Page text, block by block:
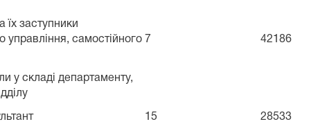
їх заступники
управління, самостійного 7 42186
у складі департаменту,
15 28533